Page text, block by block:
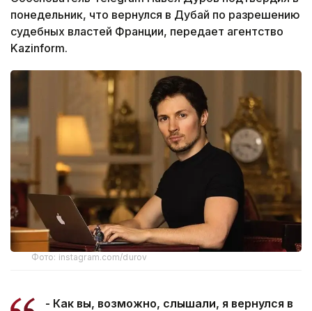
понедельник, что вернулся в Дубай по разрешению
судебных властей Франции, передает агентство
Kazinform.
Фото: instagram.com/durov
- Как вы, возможно, слышали, я вернулся в